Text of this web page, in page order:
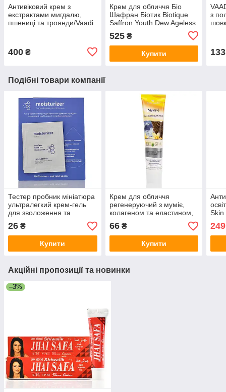
Антивіковий крем з
екстрактами мигдалю,
пшениці та троянди/Vaadi
400 ₴
Крем для обличчя Біо
Шафран Біотик Biotique
Saffron Youth Dew Ageless
Face&Body Cream 50 г від
зморшок
525₴
Купити
з
133
Подібні товари компанії
Тестер пробник мініатюра
ультралегкий крем-гель
для зволоження та
відновлення шкіри
обличчя Moisturizer oil-free
380 Skincare 2 мл
26 ₴
Купити
Крем для обличчя
регенеруючий з муміє,
колагеном та еластином,
Belle Jardin, 125 мл
66₴
Купити
Skin
Акційні пропозиції та новинки
–3%